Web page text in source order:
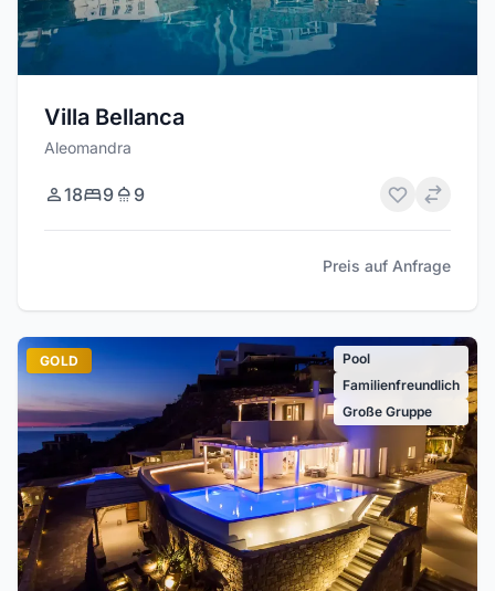
Villa Bellanca
Aleomandra
18 9 9
Preis auf Anfrage
GOLD
Pool
Familienfreundlich
Große Gruppe